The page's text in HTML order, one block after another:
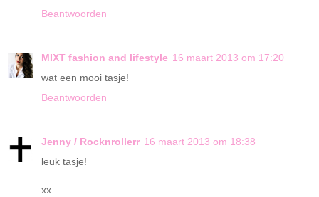
Beantwoorden
MIXT fashion and lifestyle 16 maart 2013 om 17:20
wat een mooi tasje!
Beantwoorden
Jenny / Rocknrollerr 16 maart 2013 om 18:38
leuk tasje!
xx